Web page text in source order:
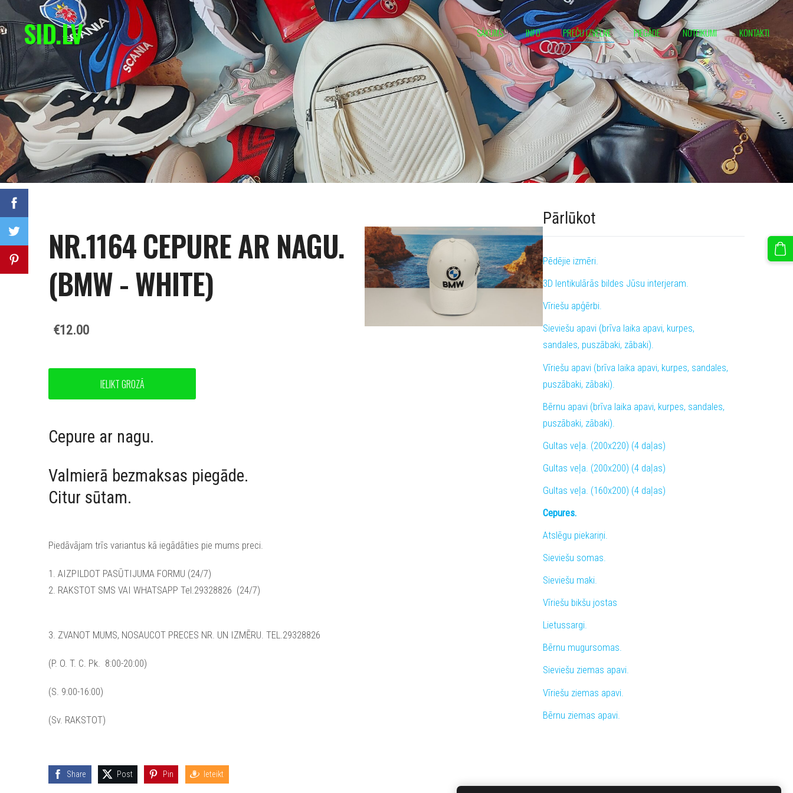
SID.LV SĀKUMS INFO PREČU IZVĒLNE PIEGĀDE NOTEIKUMI KONTAKTI
Pārlūkot
Pēdējie izmēri.
3D lentikulārās bildes Jūsu interjeram.
Vīriešu apģērbi.
Sieviešu apavi (brīva laika apavi, kurpes,
sandales, puszābaki, zābaki).
Vīriešu apavi (brīva laika apavi, kurpes, sandales,
puszābaki, zābaki).
Bērnu apavi (brīva laika apavi, kurpes, sandales,
puszābaki, zābaki).
Gultas veļa. (200x220) (4 daļas)
Gultas veļa. (200x200) (4 daļas)
Gultas veļa. (160x200) (4 daļas)
Cepures.
Atslēgu piekariņi.
Sieviešu somas.
Sieviešu maki.
Vīriešu bikšu jostas
Lietussargi.
Bērnu mugursomas.
Sieviešu ziemas apavi.
Vīriešu ziemas apavi.
Bērnu ziemas apavi.
NR.1164 CEPURE AR NAGU.
(BMW - WHITE)
€12.00
IELIKT GROZĀ
Cepure ar nagu.
Valmierā bezmaksas piegāde.
Citur sūtam.
Piedāvājam trīs variantus kā iegādāties pie mums preci.
1. AIZPILDOT PASŪTIJUMA FORMU (24/7)
2. RAKSTOT SMS VAI WHATSAPP Tel.29328826 (24/7)
3. ZVANOT MUMS, NOSAUCOT PRECES NR. UN IZMĒRU. TEL.29328826
(P. O. T. C. Pk. 8:00-20:00)
(S. 9:00-16:00)
(Sv. RAKSTOT)
Share Post Pin Ieteikt